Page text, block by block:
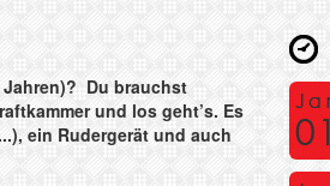
Du brauchst
und los geht’s. Es
ein Rudergerät und auch